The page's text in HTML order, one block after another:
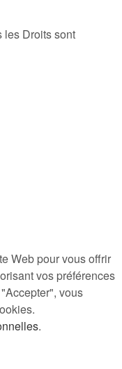
les Droits sont
Web pour vous offrir
vos préférences
vous
.